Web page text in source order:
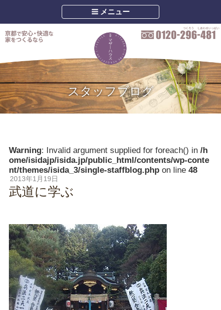
メニュー
スタッフブログ
Warning: Invalid argument supplied for foreach() in /h
ome/isidajp/isida.jp/public_html/contents/wp-conte
nt/themes/isida_3/single-staffblog.phpon line 48
2013年1月19日
武道に学ぶ